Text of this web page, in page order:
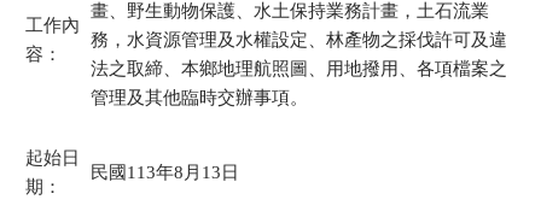
工作內
容：
畫、野生動物保護、水土保持業務計畫，土石流業
務，水資源管理及水權設定、林產物之採伐許可及違
法之取締、本鄉地理航照圖、用地撥用、各項檔案之
管理及其他臨時交辦事項。
起始日
期：
民國113年8月13日